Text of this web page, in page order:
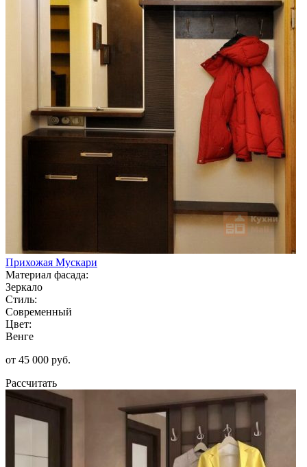
Прихожая Мускари
Материал фасада:
Зеркало
Стиль:
Современный
Цвет:
Венге
от 45 000 руб.
Рассчитать